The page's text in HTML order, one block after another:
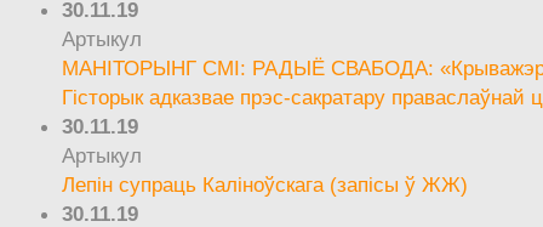
30.11.19
Артыкул
МАНІТОРЫНГ СМІ: РАДЫЁ СВАБОДА:
Гісторык адказвае прэс-сакратару праваслаўнай
30.11.19
Артыкул
Лепін супраць Каліноўскага (запісы ў ЖЖ)
30.11.19